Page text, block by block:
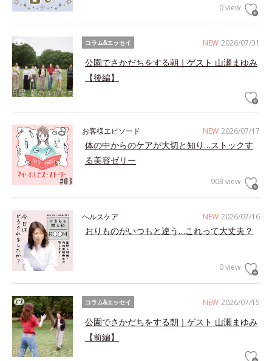
0 view
NEW 2026/07/31
コラム&エッセイ
公園でさかだちをする朝｜ゲスト 山瀬まゆみ
【後編】
NEW 2026/07/17
お客様エピソード
体の中からのケアが大切と知り…ストックす
る美容ゼリー
903 view
NEW 2026/07/16
ヘルスケア
おりものがいつもと違う…これって大丈夫？
0 view
NEW 2026/07/15
コラム&エッセイ
公園でさかだちをする朝｜ゲスト 山瀬まゆみ
【前編】